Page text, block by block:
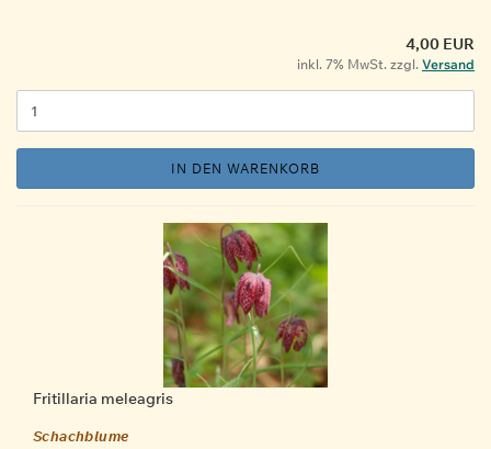
4,00 EUR
inkl. 7% MwSt. zzgl. Versand
IN DEN WARENKORB
Fritillaria meleagris
Schachblume